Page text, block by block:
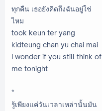
ทุกคืน เธอยังคิดถึงฉันอยู่ใช่
ไหม
took keun ter yang
kidteung chan yu chai mai
I wonder if you still think of
me tonight
*
รู้เพียงแค่วันเวลาเหล่านั้นมัน